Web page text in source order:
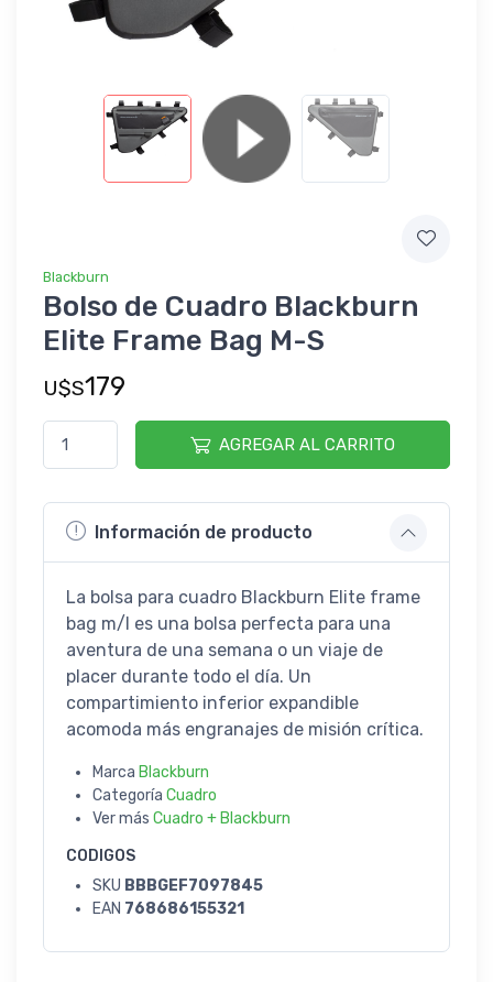
Blackburn
Bolso de Cuadro Blackburn
Elite Frame Bag M-S
U$S179
AGREGAR AL CARRITO
Información de producto
La bolsa para cuadro Blackburn Elite frame
bag m/l es una bolsa perfecta para una
aventura de una semana o un viaje de
placer durante todo el día. Un
compartimiento inferior expandible
acomoda más engranajes de misión crítica.
Marca Blackburn
Categoría Cuadro
Ver más Cuadro + Blackburn
CODIGOS
SKU BBBGEF7097845
EAN 768686155321